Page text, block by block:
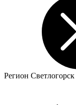
Регион Светлогорск